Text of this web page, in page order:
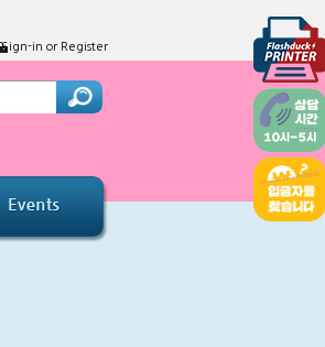
Sign-in or Register